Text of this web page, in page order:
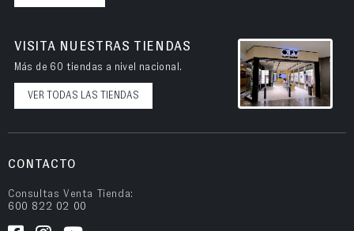
VISITA NUESTRAS TIENDAS
Más de 60 tiendas a nivel nacional.
VER TODAS LAS TIENDAS
CONTACTO
Consultas Venta Tienda:
600 822 02 00